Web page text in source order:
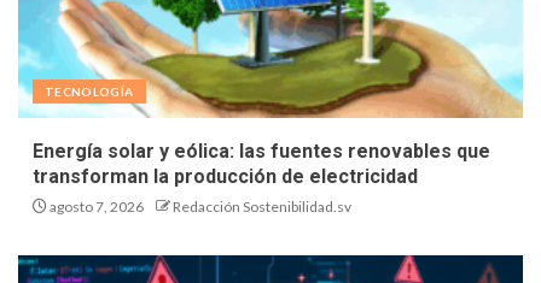
TECNOLOGÍA
Energía solar y eólica: las fuentes renovables que
transforman la producción de electricidad
agosto 7, 2026 Redacción Sostenibilidad.sv